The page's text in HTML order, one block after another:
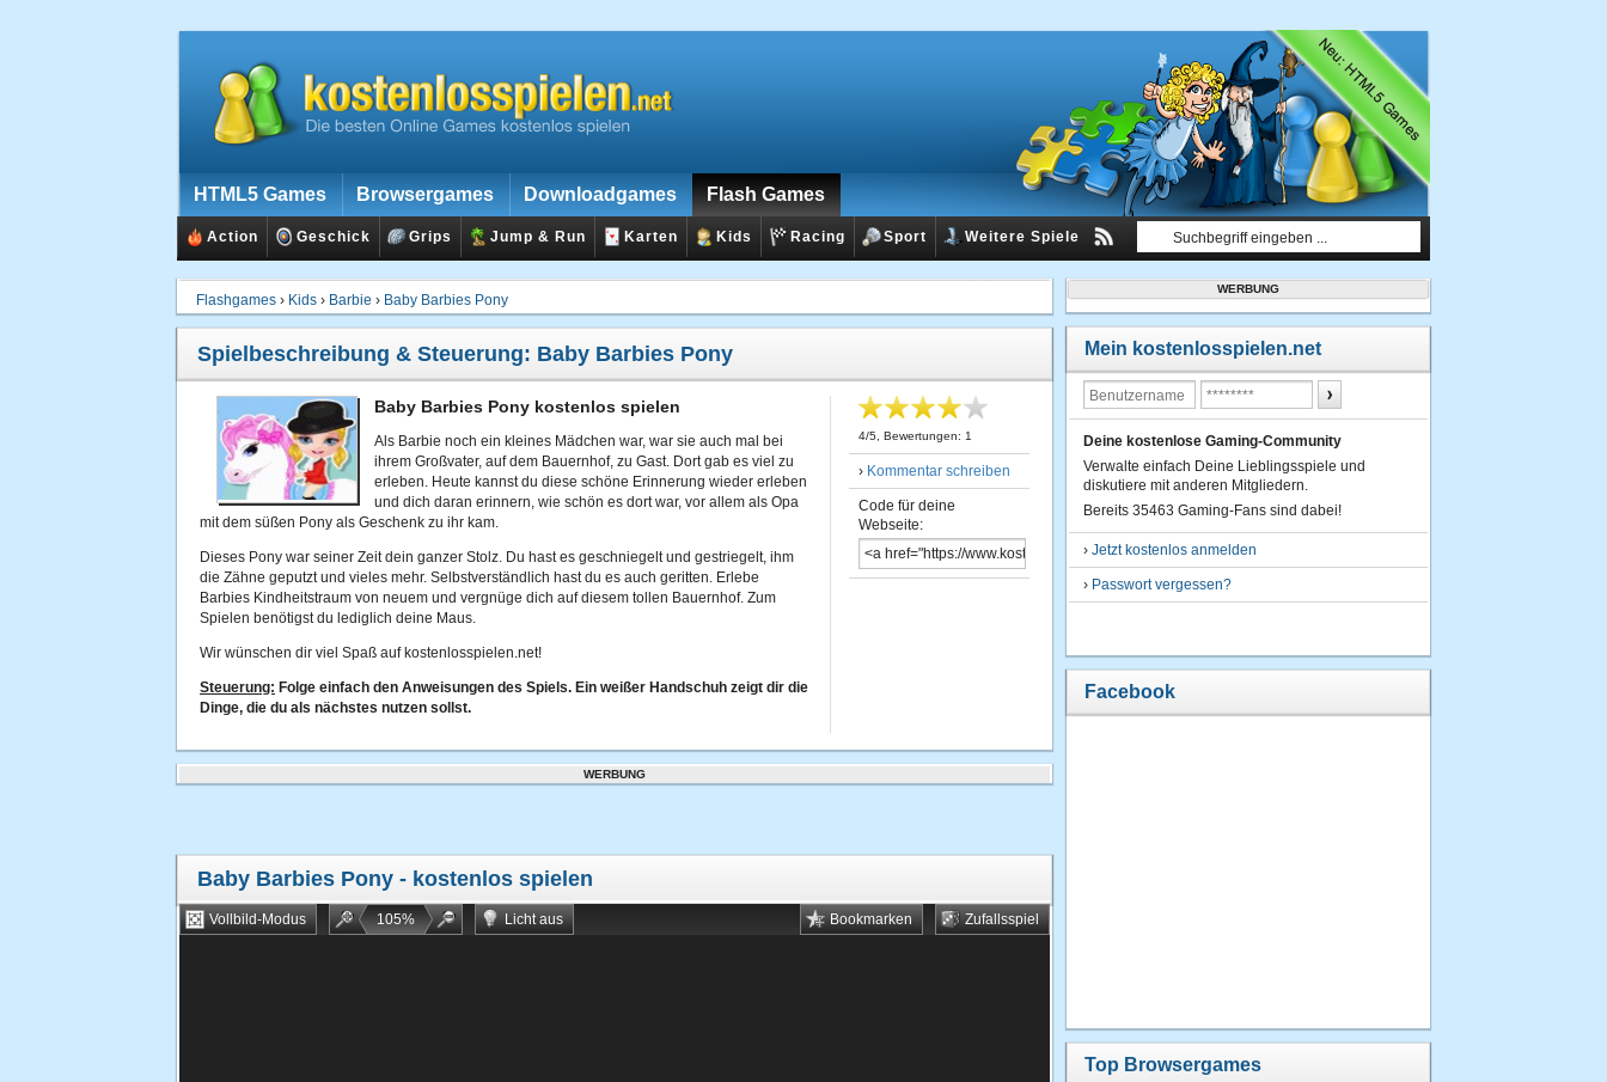
HTML5 Games Browsergames Downloadgames Flash Games
Action Geschick Grips Jump & Run Karten Kids Racing Sport Weitere Spiele
Flashgames › Kids › Barbie › Baby Barbies Pony
Spielbeschreibung & Steuerung: Baby Barbies Pony
Baby Barbies Pony kostenlos spielen
Als Barbie noch ein kleines Mädchen war, war sie auch mal bei
ihrem Großvater, auf dem Bauernhof, zu Gast. Dort gab es viel zu
erleben. Heute kannst du diese schöne Erinnerung wieder erleben
und dich daran erinnern, wie schön es dort war, vor allem als Opa
mit dem süßen Pony als Geschenk zu ihr kam.
Dieses Pony war seiner Zeit dein ganzer Stolz. Du hast es geschniegelt und gestriegelt, ihm
die Zähne geputzt und vieles mehr. Selbstverständlich hast du es auch geritten. Erlebe
Barbies Kindheitstraum von neuem und vergnüge dich auf diesem tollen Bauernhof. Zum
Spielen benötigst du lediglich deine Maus.
Wir wünschen dir viel Spaß auf kostenlosspielen.net!
Steuerung: Folge einfach den Anweisungen des Spiels. Ein weißer Handschuh zeigt dir die
Dinge, die du als nächstes nutzen sollst.
4/5 , Bewertungen: 1
› Kommentar schreiben
Code für deine
Webseite:
WERBUNG
Baby Barbies Pony - kostenlos spielen
Vollbild-Modus 105% Licht aus Zufallsspiel
Bookmarken
WERBUNG
Mein kostenlosspielen.net
Deine kostenlose Gaming-Community
Verwalte einfach Deine Lieblingsspiele und
diskutiere mit anderen Mitgliedern.
Bereits 35463 Gaming-Fans sind dabei!
› Jetzt kostenlos anmelden
› Passwort vergessen?
Facebook
Top Browsergames